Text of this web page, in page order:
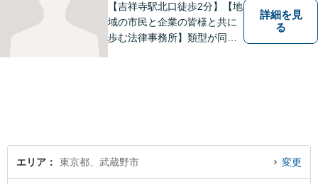
【吉祥寺駅北口徒歩2分】【地
域の市民と企業の皆様と共に
歩む法律事務所】類型が同じ
詳細を見
る
エリア 東京都、武蔵野市 変更